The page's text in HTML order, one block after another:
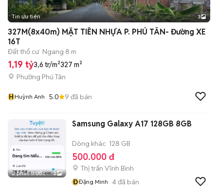
Tin ưu tiên 3
327M(8x40m) MẶT TIỀN NHỰA P. PHÚ TÂN- Đường XE
16T
Đất thổ cư Ngang 8 m
1,19 tỷ3,6 tr/m²327 m²
Phường Phú Tân
HHuỳnh Anh 5.0 9 đã bán
2 phút trước 2
Samsung Galaxy A17 128GB 8GB
Dòng khác 128 GB
500.000 đ
Thị trấn Vĩnh Bình
ĐĐặng Minh 4đã bán